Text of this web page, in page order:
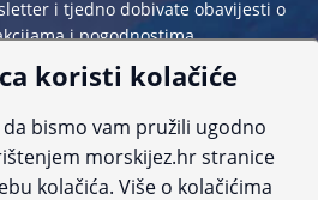
i tjedno dobivate obavijesti o
i pogodnostima
koristi kolačiće
bismo vam pružili ugodno
morskijez.hr stranice
kolačića. Više o kolačićima